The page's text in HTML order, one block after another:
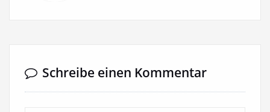
Schreibe einen Kommentar